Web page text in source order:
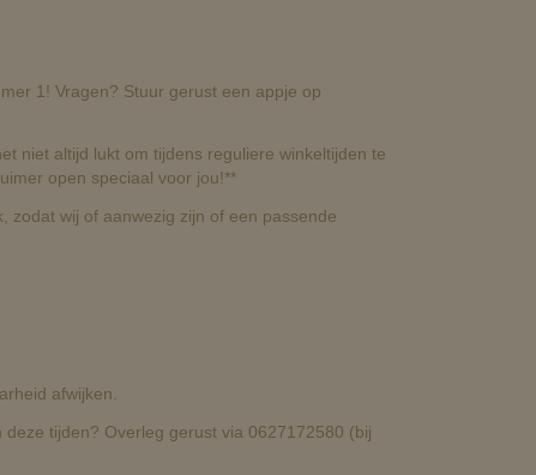
1! Vragen? Stuur gerust een appje op
niet altijd lukt om tijdens reguliere winkeltijden te
open speciaal voor jou!**
zodat wij of aanwezig zijn of een passende
afwijken.
tijden? Overleg gerust via 0627172580 (bij